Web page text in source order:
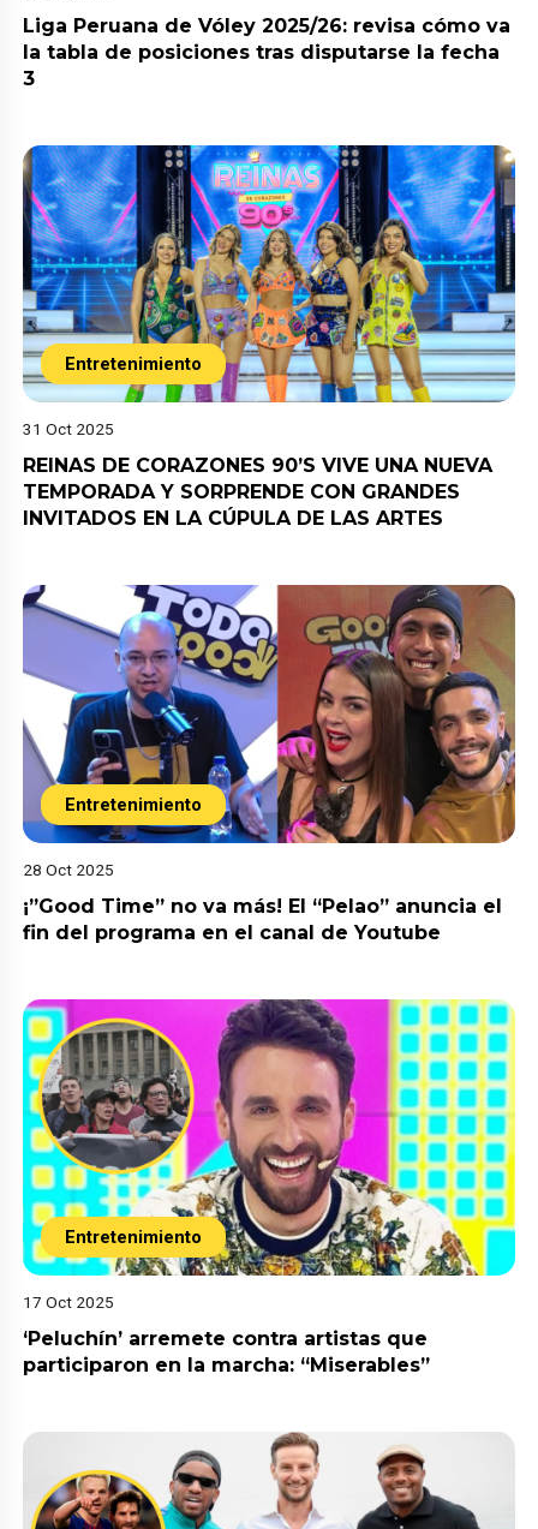
Liga Peruana de Vóley 2025/26: revisa cómo va
la tabla de posiciones tras disputarse la fecha
3
Entretenimiento
31 Oct 2025
REINAS DE CORAZONES 90’S VIVE UNA NUEVA
TEMPORADA Y SORPRENDE CON GRANDES
INVITADOS EN LA CÚPULA DE LAS ARTES
Entretenimiento
28 Oct 2025
¡”Good Time” no va más! El “Pelao” anuncia el
fin del programa en el canal de Youtube
Entretenimiento
17 Oct 2025
‘Peluchín’ arremete contra artistas que
participaron en la marcha: “Miserables”